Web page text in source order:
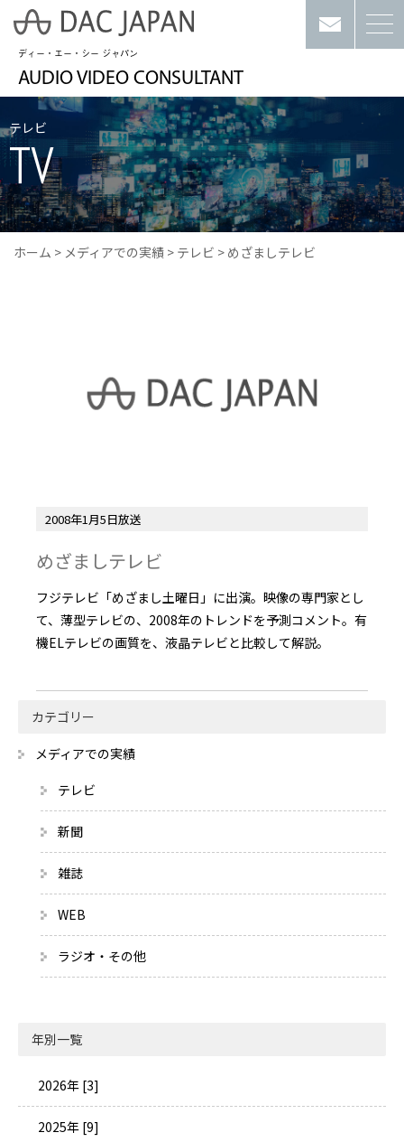
ディー・エー・シー ジャパン
AUDIO VIDEO CONSULTANT
テレビ
TV
ホーム > メディアでの実績 > テレビ > めざましテレビ
2008年1月5日放送
めざましテレビ
フジテレビ「めざまし土曜日」に出演。映像の専門家とし
て、薄型テレビの、2008年のトレンドを予測コメント。有
機ELテレビの画質を、液晶テレビと比較して解説。
カテゴリー
メディアでの実績
テレビ
新聞
雑誌
WEB
ラジオ・その他
年別一覧
2026年 [3]
2025年 [9]